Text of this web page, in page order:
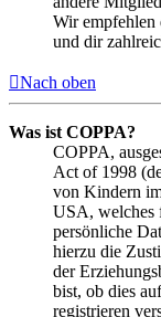
Wir empfehlen
und dir
Nach oben
Was ist COPPA?
COPPA,
Act of 1998
von Kindern
USA, welches
persönliche
hierzu die
der
bist, ob dies
registrieren